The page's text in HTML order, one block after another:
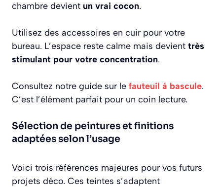
chambre devient un vrai cocon.
Utilisez des accessoires en cuir pour votre
bureau. L’espace reste calme mais devient très
stimulant pour votre concentration.
Consultez notre guide sur le fauteuil à bascule.
C’est l’élément parfait pour un coin lecture.
Sélection de peintures et finitions
adaptées selon l’usage
Voici trois références majeures pour vos futurs
projets déco. Ces teintes s’adaptent